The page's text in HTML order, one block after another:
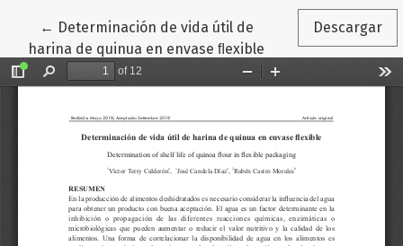
← Volver a los detalles del artículo
Determinación de vida útil de
harina de quinua en envase ﬂexible
Descargar